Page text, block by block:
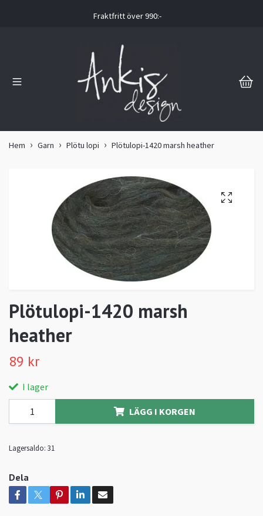
Fraktfritt över 990:-
Hem Garn Plötu lopi Plötulopi-1420 marsh heather
Plötulopi-1420 marsh
heather
89 kr
I lager
LÄGG I KORGEN
Lagersaldo: 31
Dela